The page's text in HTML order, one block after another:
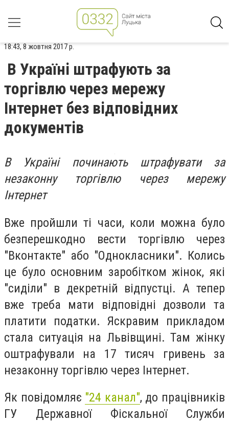
18:43, 8 жовтня 2017 р.
В Україні штрафують за
торгівлю через мережу
Інтернет без відповідних
документів
В Україні починають штрафувати за
незаконну торгівлю через мережу
Інтернет
Вже пройшли ті часи, коли можна було
безперешкодно вести торгівлю через
"Вконтакте" або "Однокласники". Колись
це було основним заробітком жінок, які
"сиділи" в декретній відпустці. А тепер
вже треба мати відповідні дозволи та
платити податки. Яскравим прикладом
стала ситуація на Львівщині. Там жінку
оштрафували на 17 тисяч гривень за
незаконну торгівлю через Інтернет.
Як повідомляє "24 канал", до працівників
ГУ Державної Фіскальної Служби